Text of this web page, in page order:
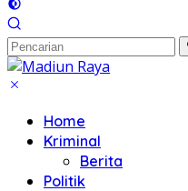
Home
Kriminal
Berita
Politik